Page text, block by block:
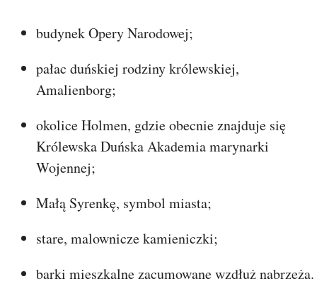
budynek Opery Narodowej;
pałac duńskiej rodziny królewskiej,
Amalienborg;
okolice Holmen, gdzie obecnie znajduje się
Królewska Duńska Akademia marynarki
Wojennej;
Małą Syrenkę, symbol miasta;
stare, malownicze kamieniczki;
barki mieszkalne zacumowane wzdłuż nabrzeża.